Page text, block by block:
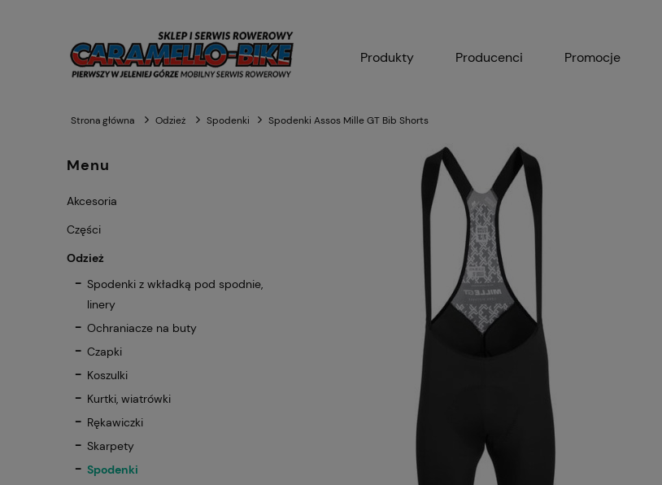
Produkty Producenci Promocje
Strona główna Odzież Spodenki Spodenki Assos Mille GT Bib Shorts
Menu
Akcesoria
Części
Odzież
Spodenki z wkładką pod spodnie,
linery
Ochraniacze na buty
Czapki
Koszulki
Kurtki, wiatrówki
Rękawiczki
Skarpety
Spodenki